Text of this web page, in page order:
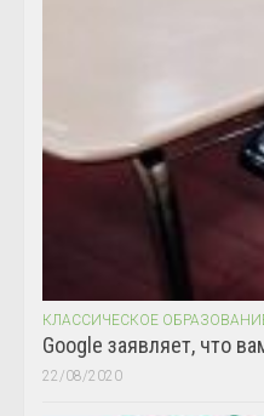
КЛАССИЧЕСКОЕ
Google заявляет, что
22/08/2020